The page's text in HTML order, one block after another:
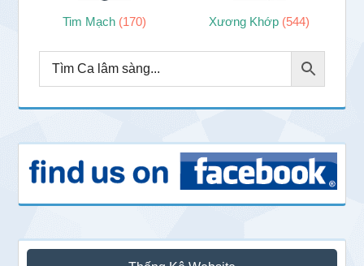
Tim Mạch (170) Xương Khớp (544)